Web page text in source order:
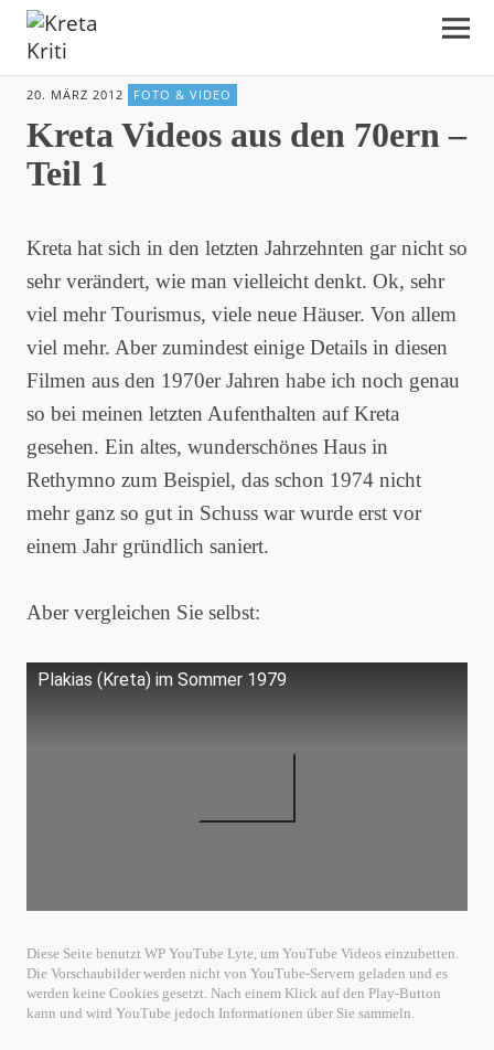
Kreta Kriti
20. MÄRZ 2012 FOTO & VIDEO
Kreta Videos aus den 70ern –
Teil 1
Kreta hat sich in den letzten Jahrzehnten gar nicht so
sehr verändert, wie man vielleicht denkt. Ok, sehr
viel mehr Tourismus, viele neue Häuser. Von allem
viel mehr. Aber zumindest einige Details in diesen
Filmen aus den 1970er Jahren habe ich noch genau
so bei meinen letzten Aufenthalten auf Kreta
gesehen. Ein altes, wunderschönes Haus in
Rethymno zum Beispiel, das schon 1974 nicht
mehr ganz so gut in Schuss war wurde erst vor
einem Jahr gründlich saniert.
Aber vergleichen Sie selbst:
Plakias (Kreta) im Sommer 1979
Diese Seite benutzt WP YouTube Lyte, um YouTube Videos einzubetten.
Die Vorschaubilder werden nicht von YouTube-Servern geladen und es
werden keine Cookies gesetzt. Nach einem Klick auf den Play-Button
kann und wird YouTube jedoch Informationen über Sie sammeln.